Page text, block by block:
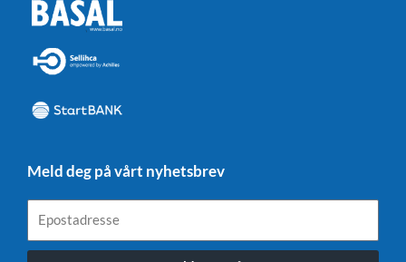
Meld deg på vårt nyhetsbrev
Epostadresse